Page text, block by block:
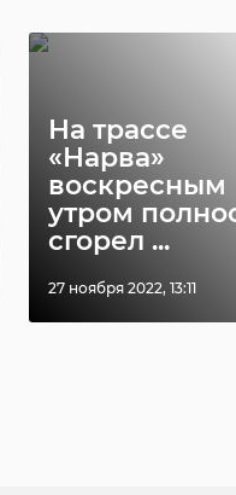
На трассе
«Нарва»
воскресным
утром
сгорел ...
27 ноября 2022, 13:11
Уникальную
03 июня, 16:43